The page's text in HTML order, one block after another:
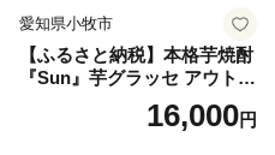
三重県松阪市駅部田町101
TEL：0800-170-2092（フリ
FAX：0800-111-2636（フリ
※受付時間 午前10時～午
愛知県小牧市
【ふるさと納税】本格芋焼酎
『Sun』芋グラッセ アウトド
ア ソロキャンプ ベランピン
グ 巣ごもり 就労支援16,000円